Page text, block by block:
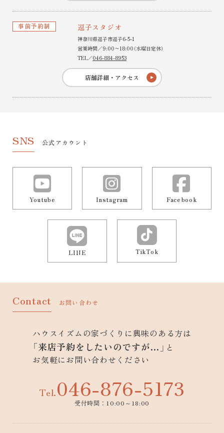
事前予約制 逗子スタジオ
神奈川県逗子市逗子6-5-1
営業時間／9:00〜18:00（水曜日定休）
TEL／046-884-8953
店舗詳細・アクセス
SNS 公式アカウント
Youtube Instagram Facebook
LINE TikTok
Contact お問い合わせ
ハウスイズムの家づくりに興味のある方は
「来店予約をしたいのですが…」 と
お気軽にお問い合わせください
Tel.046-876-5173
受付時間：10:00～18:00